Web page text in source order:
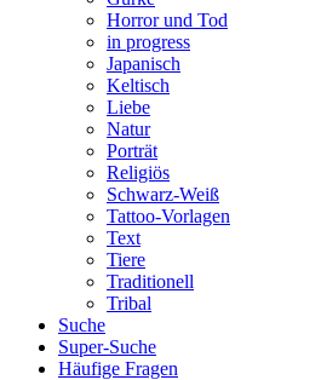
Horror und Tod
in progress
Japanisch
Keltisch
Liebe
Natur
Porträt
Religiös
Schwarz-Weiß
Tattoo-Vorlagen
Text
Tiere
Traditionell
Tribal
Suche
Super-Suche
Häufige Fragen